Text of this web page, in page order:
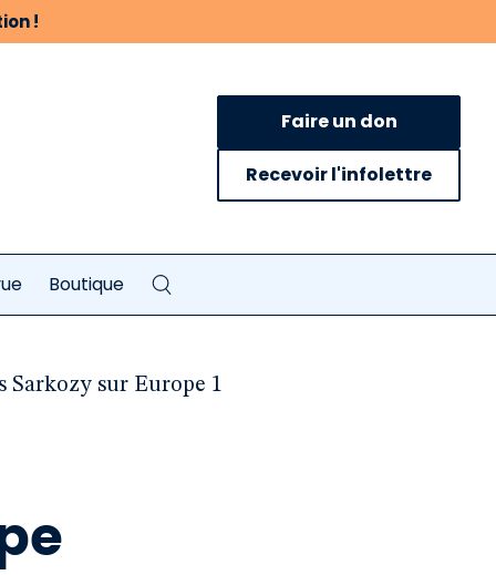
!
Faire un don
Recevoir l'infolettre
Boutique
Sarkozy sur Europe 1